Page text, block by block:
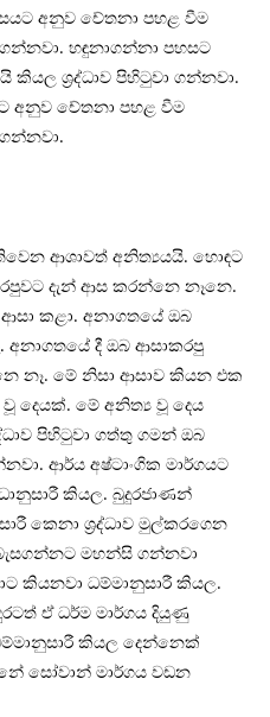
අනුව චේතනා පහළ වීම
හඳුනාගන්නා පහසට
ශ‍්‍රද්ධාව පිහිටුවා ගන්නවා.
අනුව චේතනා පහළ වීම
ආශාවත් අනිත්‍යයයි. හොඳට
දැන් ආස කරන්නෙ නෑනෙ.
කළා. අනාගතයේ ඔබ
දී ඔබ ආසාකරපු
නෑ. මේ නිසා ආසාව කියන එක
දෙයක්. මේ අනිත්‍ය වූ දෙය
පිහිටුවා ගත්තු ගමන් ඔබ
ආර්ය අෂ්ටාංගික මාර්ගයට
කියල. බුදුරජාණන්
කෙනා ශ‍්‍රද්ධාව මුල්කරගෙන
බැසගන්නට මහන්සි ගන්නවා
කියනවා ධම්මානුසාරී කියල.
ඒ ධර්ම මාර්ගය දියුණු
කියල දෙන්නෙක්
සෝවාන් මාර්ගය වඩන